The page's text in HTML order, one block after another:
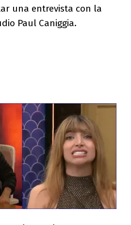
una entrevista con la
Paul Caniggia.